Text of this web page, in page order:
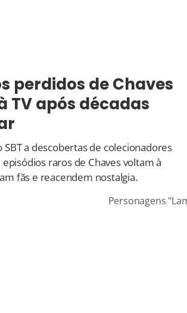
perdidos de Chaves
TV após décadas
SBT a descobertas de colecionadores
raros de Chaves voltam à
fãs e reacendem nostalgia.